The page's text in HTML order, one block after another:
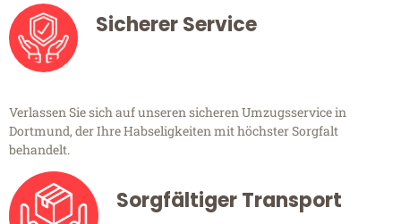
Sicherer Service
Verlassen Sie sich auf unseren sicheren Umzugsservice in
Dortmund, der Ihre Habseligkeiten mit höchster Sorgfalt
behandelt.
Sorgfältiger Transport